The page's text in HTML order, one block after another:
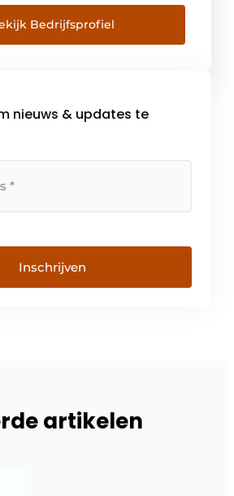
het vermogen om het
koppelen aan de juiste
snappen hoe partijen zo
Bedrijfsprofiel
nieuws & updates te
Inschrijven
artikelen